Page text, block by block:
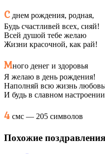
С днем рождения, родная,
Будь счастливей всех, сияй!
Всей душой тебе желаю
Жизни красочной, как рай!
Много денег и здоровья
Я желаю в день рождения!
Наполняй всю жизнь
И будь в славном
4 смс — 205 символов
Похожие